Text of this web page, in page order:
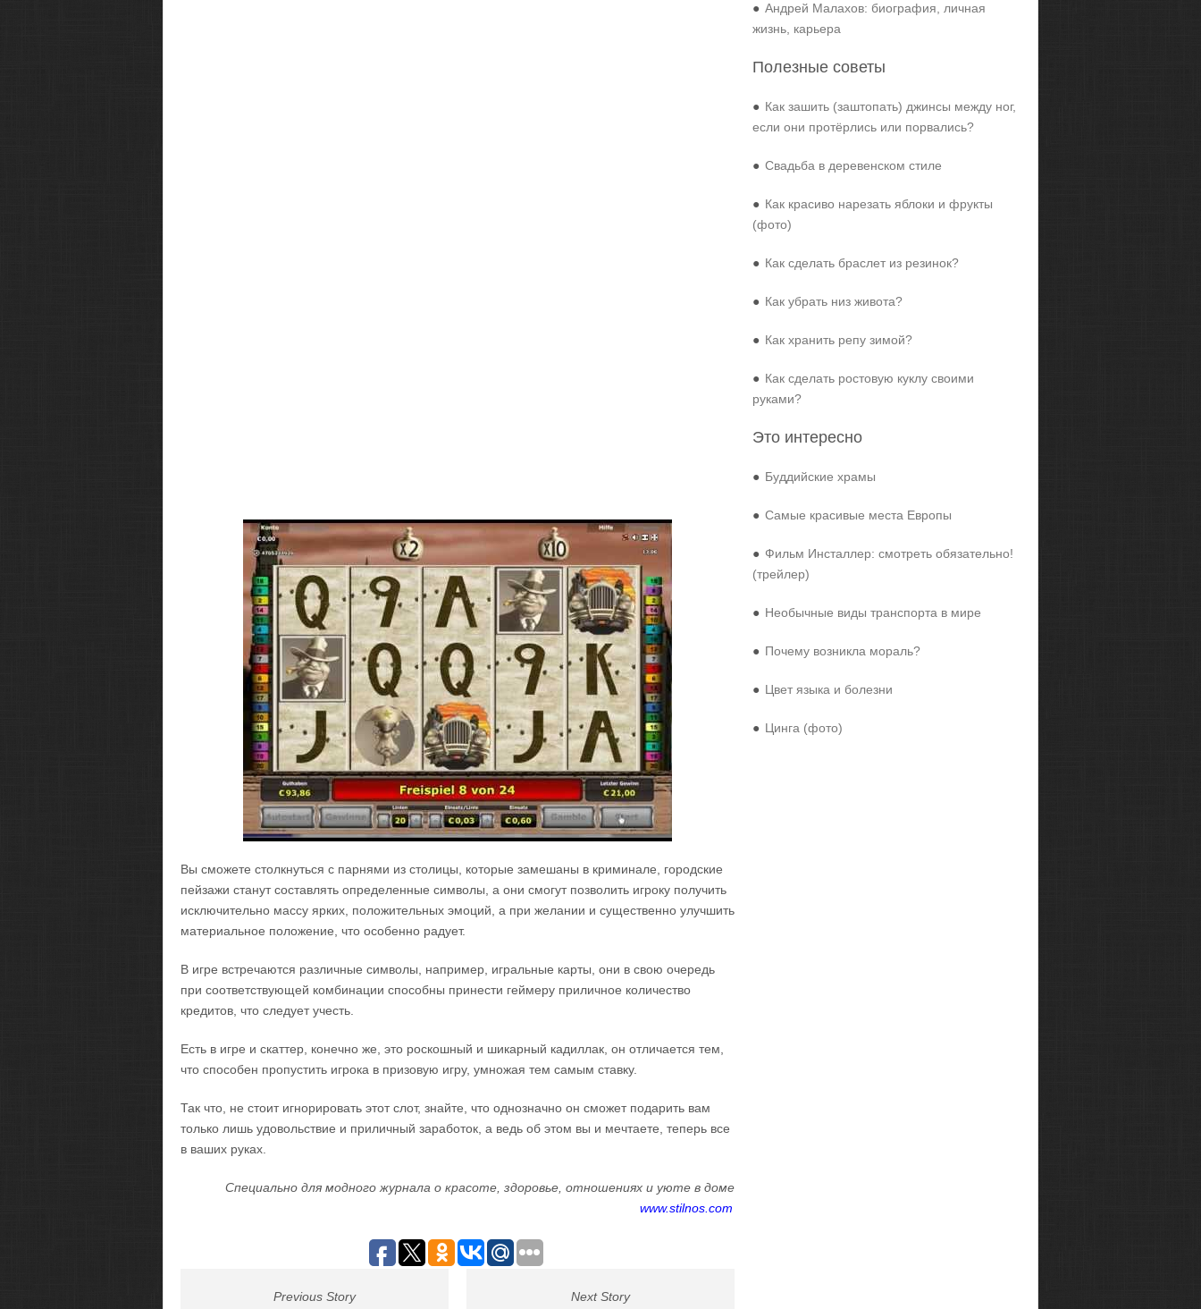
Вы сможете столкнуться с парнями из столицы, которые замешаны в криминале, городские
пейзажи станут составлять определенные символы, а они смогут позволить игроку получить
исключительно массу ярких, положительных эмоций, а при желании и существенно улучшить
материальное положение, что особенно радует.
В игре встречаются различные символы, например, игральные карты, они в свою очередь
при соответствующей комбинации способны принести геймеру приличное количество
кредитов, что следует учесть.
Есть в игре и скаттер, конечно же, это роскошный и шикарный кадиллак, он отличается тем,
что способен пропустить игрока в призовую игру, умножая тем самым ставку.
Так что, не стоит игнорировать этот слот, знайте, что однозначно он сможет подарить вам
только лишь удовольствие и приличный заработок, а ведь об этом вы и мечтаете, теперь все
в ваших руках.
Специально для модного журнала о красоте, здоровье, отношениях и уюте в доме
www.stilnos.com
Previous Story Next Story
● Андрей Малахов: биография, личная
жизнь, карьера
Полезные советы
● Как зашить (заштопать) джинсы между ног,
если они протёрлись или порвались?
● Свадьба в деревенском стиле
● Как красиво нарезать яблоки и фрукты
(фото)
● Как сделать браслет из резинок?
● Как убрать низ живота?
● Как хранить репу зимой?
● Как сделать ростовую куклу своими
руками?
Это интересно
● Буддийские храмы
● Самые красивые места Европы
● Фильм Инсталлер: смотреть обязательно!
(трейлер)
● Необычные виды транспорта в мире
● Почему возникла мораль?
● Цвет языка и болезни
● Цинга (фото)